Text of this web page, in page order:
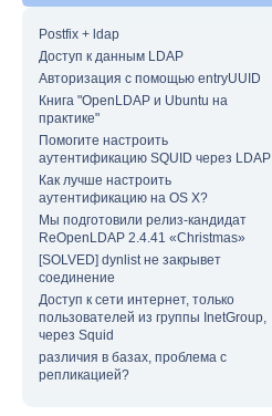
Postfix + ldap
Доступ к данным LDAP
Авторизация с помощью entryUUID
Книга "OpenLDAP и Ubuntu на
практике"
Помогите настроить
аутентификацию SQUID через LDAP
Как лучше настроить
аутентификацию на OS X?
Мы подготовили релиз-кандидат
ReOpenLDAP 2.4.41 «Christmas»
[SOLVED] dynlist не закрывет
соединение
Доступ к сети интернет, только
пользователей из группы InetGroup,
через Squid
различия в базах, проблема с
репликацией?